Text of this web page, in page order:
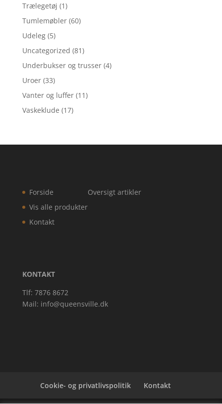
Trælegetøj (1)
Tumlemøbler (60)
Udeleg (5)
Uncategorized (81)
Underbukser og trusser (4)
Uroer (33)
Vanter og luffer (11)
Vaskeklude (17)
Forside
Vis alle produkter
Kontakt
Oversigt artikler
KONTAKT
Tlf: 7876 8672
Mail: info@queensville.dk
Cookie- og privatlivspolitik Kontakt